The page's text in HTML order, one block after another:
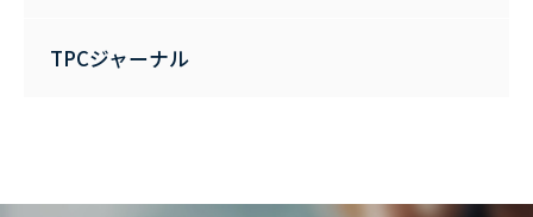
TPCジャーナル